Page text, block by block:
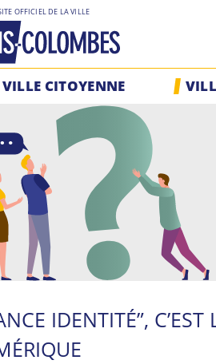
OFFICIEL DE LA VILLE
VILLE CITOYENNE
IDENTITÉ”,